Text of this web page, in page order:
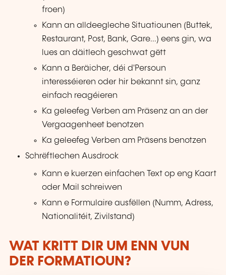
froen)
Kann an alldeegleche Situatiounen (Buttek,
Restaurant, Post, Bank, Gare...) eens gin, wa
lues an däitlech geschwat gëtt
Kann a Beräicher, déi d'Persoun
interesséieren oder hir bekannt sin, ganz
einfach reagéieren
Ka geleefeg Verben am Präsenz an an der
Vergaagenheet benotzen
Ka geleefeg Verben am Präsens benotzen
Schrëftlechen Ausdrock
Kann e kuerzen einfachen Text op eng Kaart
oder Mail schreiwen
Kann e Formulaire ausfëllen (Numm, Adress,
Nationalitéit, Zivilstand)
WAT KRITT DIR UM ENN VUN
DER FORMATIOUN?